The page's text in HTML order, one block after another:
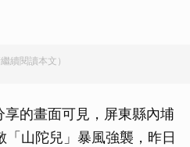
續閱讀本文）
的畫面可見，屏東縣內埔
山陀兒」暴風強襲，昨日